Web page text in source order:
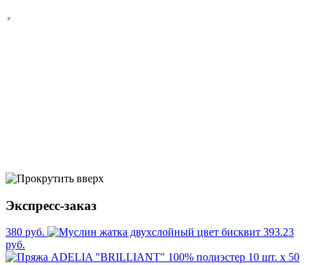
Экспресс-заказ
380 руб.
393.23
руб.